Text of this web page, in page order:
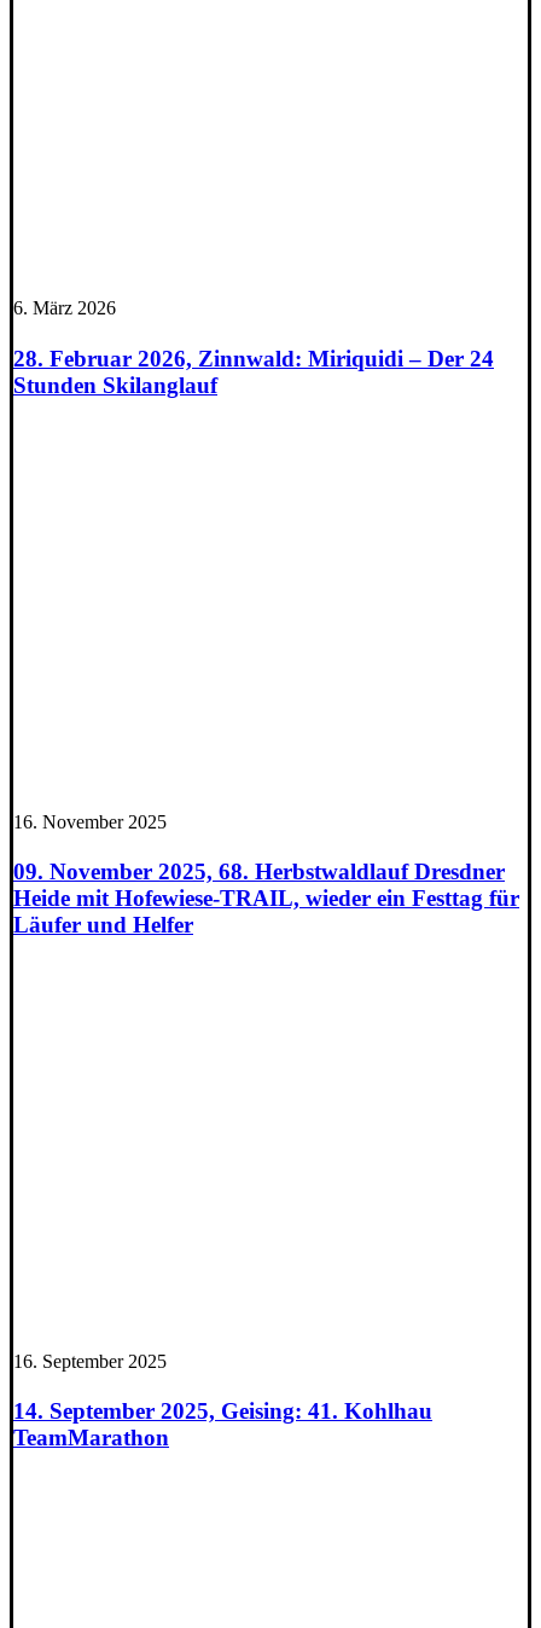
6. März 2026
28. Februar 2026, Zinnwald: Miriquidi – Der 24
Stunden Skilanglauf
16. November 2025
09. November 2025, 68. Herbstwaldlauf Dresdner
Heide mit Hofewiese-TRAIL, wieder ein Festtag für
Läufer und Helfer
16. September 2025
14. September 2025, Geising: 41. Kohlhau
TeamMarathon